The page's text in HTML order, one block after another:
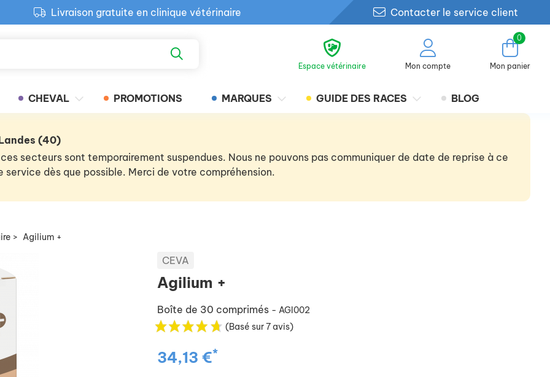
Livraison gratuite en clinique vétérinaire
Retour produit gratuit en clinique
Contacter le service client
Espace vétérinaire Mon compte
0
Mon panier
CHEVAL PROMOTIONS MARQUES GUIDE DES RACES BLOG
(40)
secteurs sont temporairement suspendues. Nous ne pouvons pas communiquer de date de reprise à ce
dès que possible. Merci de votre compréhension.
> Agilium +
CEVA
Agilium +
Boîte de 30 comprimés - AGI002
(Basé sur 7 avis)
34,13 €*